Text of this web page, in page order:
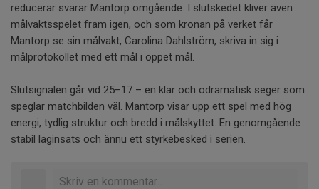
reducerar svarar Mantorp omgående. I slutskedet kliver även
målvaktsspelet fram igen, och som kronan på verket får
Mantorp se sin målvakt, Carolina Dahlström, skriva in sig i
målprotokollet med ett mål i öppet mål.
Slutsignalen går vid 25–17 – en klar och odramatisk seger som
speglar matchbilden väl. Mantorp visar upp ett spel med hög
energi, tydlig struktur och bredd i målskyttet. En genomgående
stabil laginsats och ännu ett styrkebesked i serien.